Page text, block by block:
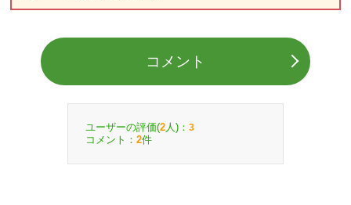
コメント
ユーザーの評価(2 人)： 3
コメント： 2件